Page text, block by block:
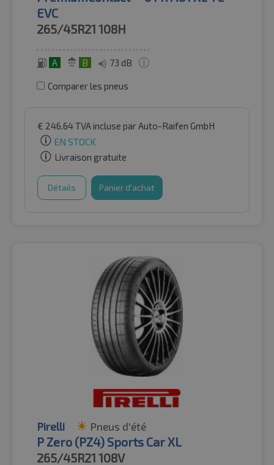
EVC
265/45R21 108H
A B 73 dB
Comparer les pneus
€ 246.64TVA incluse par Auto-Raifen GmbH
EN STOCK
Livraison gratuite
Détails Panier d'achat
Pirelli Pneus d'été
P Zero (PZ4) Sports Car XL
265/45R21 108V